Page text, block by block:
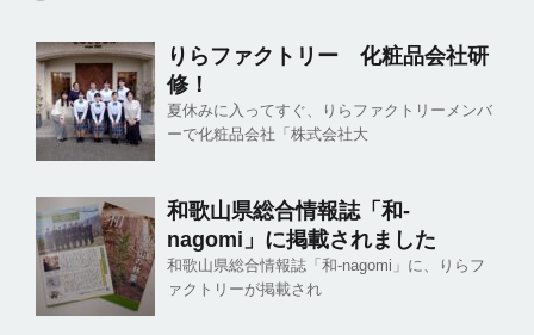
りらファクトリー 化粧品会社研
修！
夏休みに入ってすぐ、りらファクトリーメンバ
ーで化粧品会社「株式会社大
和歌山県総合情報誌「和-
nagomi」に掲載されました
和歌山県総合情報誌「和-nagomi」に、りらフ
ァクトリーが掲載され